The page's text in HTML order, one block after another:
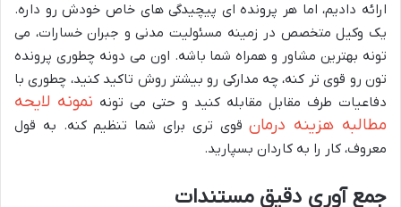
ارائه دادیم، اما هر پرونده ای پیچیدگی های خاص خودش رو داره.
یک وکیل متخصص در زمینه مسئولیت مدنی و جبران خسارات، می
تونه بهترین مشاور و همراه شما باشه. اون می دونه چطوری پرونده
تون رو قوی تر کنه، چه مدارکی رو بیشتر روش تاکید کنید، چطوری با
دفاعیات طرف مقابل مقابله کنید و حتی می تونه نمونه لایحه
مطالبه هزینه درمانقوی تری برای شما تنظیم کنه. به قول
معروف، کار را به کاردان بسپارید.
جمع آوری دقیق مستندات